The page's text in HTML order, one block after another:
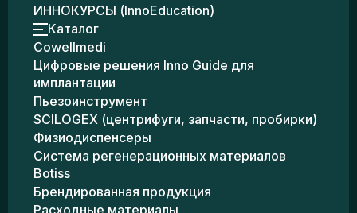
ИННОКУРСЫ (InnoEducation)
Каталог
Cowellmedi
Цифровые решения Inno Guide для
имплантации
Пьезоинструмент
SCILOGEX (центрифуги, запчасти, пробирки)
Физиодиспенсеры
Система регенерационных материалов
Botiss
Брендированная продукция
Расходные материалы